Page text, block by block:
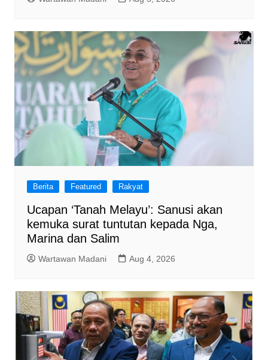
Berita Featured Rakyat
Ucapan ‘Tanah Melayu’: Sanusi akan
kemuka surat tuntutan kepada Nga,
Marina dan Salim
Wartawan Madani Aug 4, 2026